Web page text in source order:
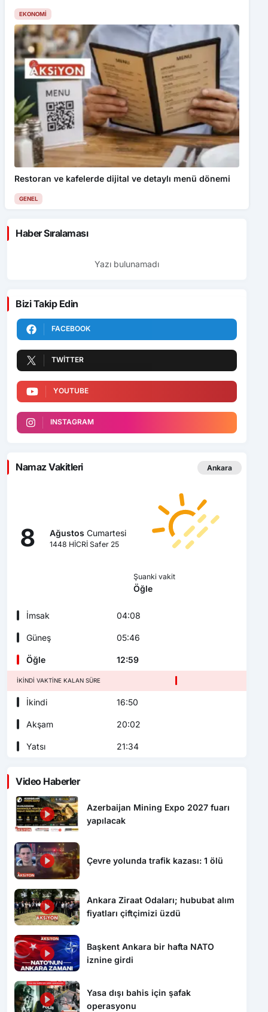
EKONOMI
Restoran ve kafelerde dijital ve detaylı menü dönemi
GENEL
Haber Sıralaması
Yazı bulunamadı
Bizi Takip Edin
FACEBOOK
TWITTER
YOUTUBE
INSTAGRAM
Namaz Vakitleri Ankara
8 Ağustos Cumartesi
1448 HİCRİ Safer 25
Şuanki vakit
Öğle
İmsak 04:08
Güneş 05:46
Öğle 12:59
İKINDI VAKTINE KALAN SÜRE
İkindi 16:50
Akşam 20:02
Yatsı 21:34
Video Haberler
Azerbaijan Mining Expo 2027 fuarı
yapılacak
Çevre yolunda trafik kazası: 1 ölü
Ankara Ziraat Odaları; hububat alım
fiyatları çiftçimizi üzdü
Başkent Ankara bir hafta NATO
iznine girdi
Yasa dışı bahis için şafak
operasyonu